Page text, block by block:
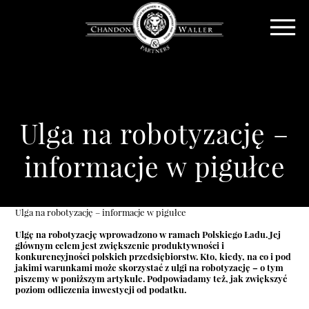
Ulga na robotyzację –
informacje w pigułce
Ulga na robotyzację – informacje w pigułce
Ulgę na robotyzację wprowadzono w ramach Polskiego Ładu. Jej
głównym celem jest zwiększenie produktywności i
konkurencyjności polskich przedsiębiorstw. Kto, kiedy, na co i pod
jakimi warunkami może skorzystać z ulgi na robotyzację – o tym
piszemy w poniższym artykule. Podpowiadamy też, jak zwiększyć
poziom odliczenia inwestycji od podatku.